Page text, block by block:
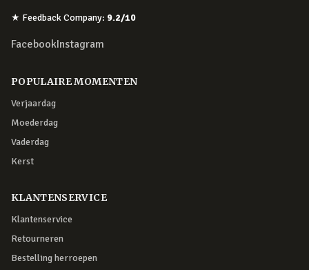
★ Feedback Company: 9.2/10
FacebookInstagram
POPULAIRE MOMENTEN
Verjaardag
Moederdag
Vaderdag
Kerst
KLANTENSERVICE
Klantenservice
Retourneren
Bestelling herroepen